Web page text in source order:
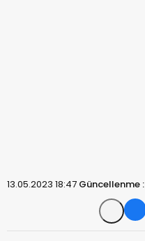
13.05.2023 18:47 Güncellenme :